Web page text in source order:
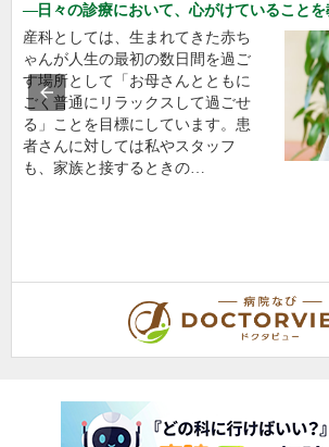
日々の診療において、心がけていることを
産科としては、生まれてきた赤ち
ゃんが人生の最初の数日間を過ご
す場所として「お母さんとともに
ごく普通にリラックスして過ごせ
る」ことを目標にしています。患
者さんに対しては私やスタッフ
も、家族と接するときの…